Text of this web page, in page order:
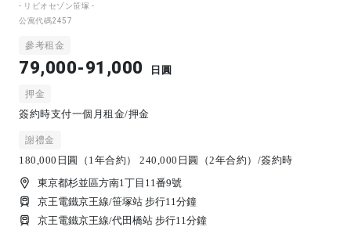
- リビオセゾン笹塚 -
公寓代碼2457
參考租金
79,000-91,000 日圓
押金
簽約時支付一個月租金/押金
謝禮金
180,000日圓（1年合約） 240,000日圓（2年合約）/簽約時
東京都杉並區方南1丁目11番9號
京王電鐵京王線/笹塚站 步行11分鐘
京王電鐵京王線/代田橋站 步行11分鐘